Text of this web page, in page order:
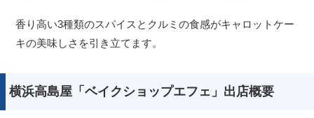
香り高い3種類のスパイスとクルミの食感がキャロットケー
キの美味しさを引き立てます。
横浜高島屋「ベイクショップエフェ」出店概要